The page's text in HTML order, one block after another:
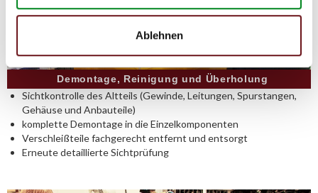
Ablehnen
Demontage, Reinigung und Überholung
Sichtkontrolle des Altteils (Gewinde, Leitungen, Spurstangen,
Gehäuse und Anbauteile)
komplette Demontage in die Einzelkomponenten
Verschleißteile fachgerecht entfernt und entsorgt
Erneute detaillierte Sichtprüfung